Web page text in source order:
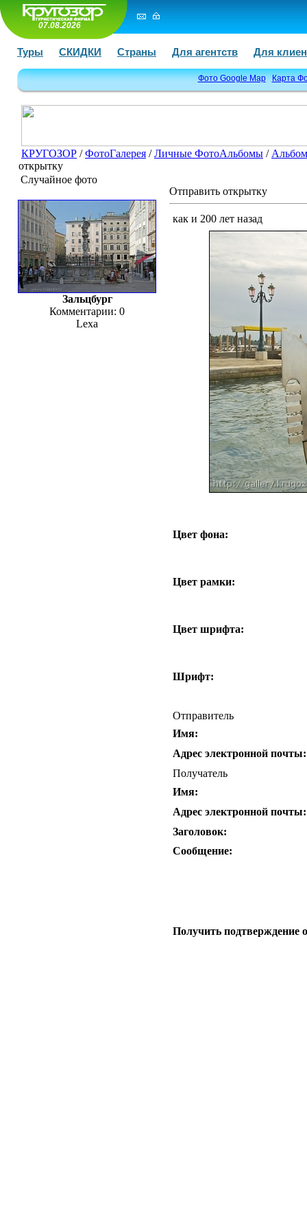
07.08.2026
Туры СКИДКИ Страны Для агентств Для
Фото Google Map Карта
КРУГОЗОР /ФотоГалерея /Личные ФотоАльбомы /
открытку
Случайное фото
Зальцбург
Комментарии: 0
Lexa
Отправить открытку
как и 200 лет назад
Цвет фона:
Цвет рамки:
Цвет шрифта:
Шрифт:
Отправитель
Имя:
Адрес электронной почты:
Получатель
Имя:
Адрес электронной почты:
Заголовок:
Сообщение:
Получить подтверждение